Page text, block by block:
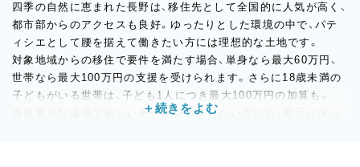
四季の自然に恵まれた長野は、移住先として全国的に人気が高く、
都市部からのアクセスも良好。ゆったりとした環境の中で、パテ
ィシエとして腰を据えて働きたい方には理想的な土地です。
対象地域からの移住で要件を満たす場合、単身なら最大60万円、
世帯なら最大100万円の支援を受けられます。さらに18歳未満の
子どもがいる世帯は、子ども1人につき最大100万円の加算も。
自然豊かな環境で新しいチャレンジをしたい方にも、地元に戻っ